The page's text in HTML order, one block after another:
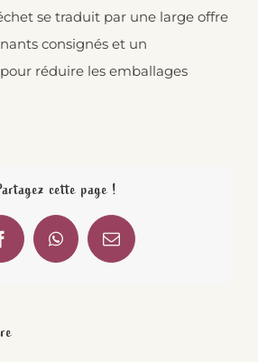
se traduit par une large offre
consignés et un
réduire les emballages
cette page !
FacebookWhatsAppEmail